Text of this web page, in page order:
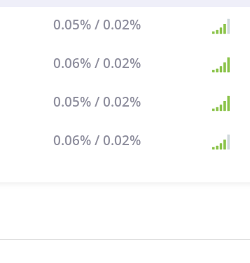
0.05% / 0.02%
0.06% / 0.02%
0.05% / 0.02%
0.06% / 0.02%